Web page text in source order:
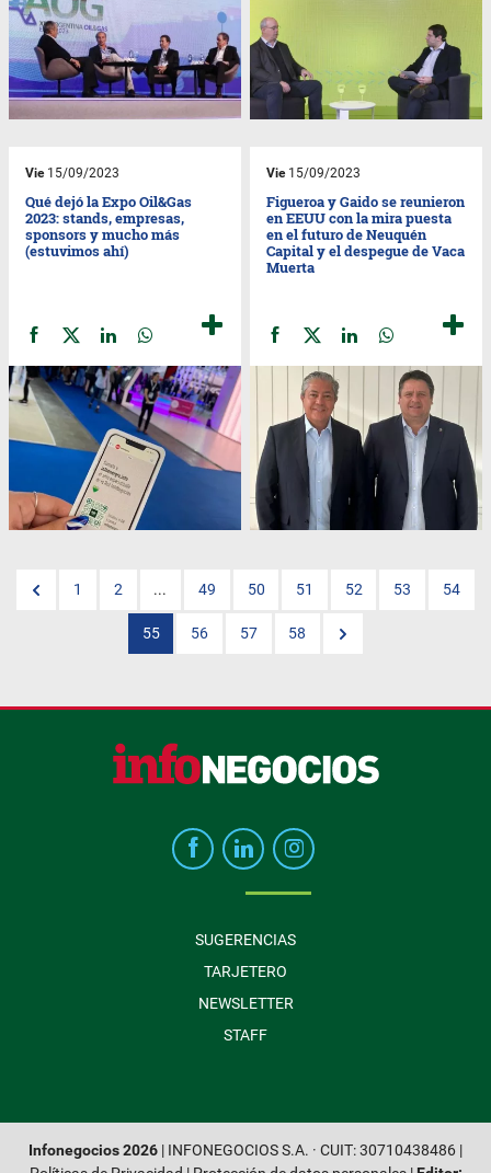
Vie15/09/2023
Qué dejó la Expo Oil&Gas
2023: stands, empresas,
sponsors y mucho más
(estuvimos ahí)
Vie15/09/2023
Figueroa y Gaido se reunieron
en EEUU con la mira puesta
en el futuro de Neuquén
Capital y el despegue de Vaca
Muerta
1 2 ... 49 50 51 52 53 54
55 56 57 58
SUGERENCIAS
TARJETERO
NEWSLETTER
STAFF
Infonegocios 2026 | INFONEGOCIOS S.A. · CUIT: 30710438486 |